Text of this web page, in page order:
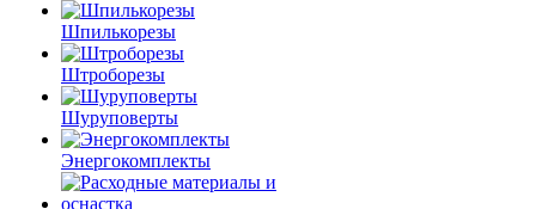
Шпилькорезы
Штроборезы
Шуруповерты
Энергокомплекты